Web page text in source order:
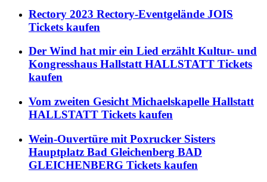
Rectory 2023 Rectory-Eventgelände JOIS
Tickets kaufen
Der Wind hat mir ein Lied erzählt Kultur- und
Kongresshaus Hallstatt HALLSTATT Tickets
kaufen
Vom zweiten Gesicht Michaelskapelle Hallstatt
HALLSTATT Tickets kaufen
Wein-Ouvertüre mit Poxrucker Sisters
Hauptplatz Bad Gleichenberg BAD
GLEICHENBERG Tickets kaufen